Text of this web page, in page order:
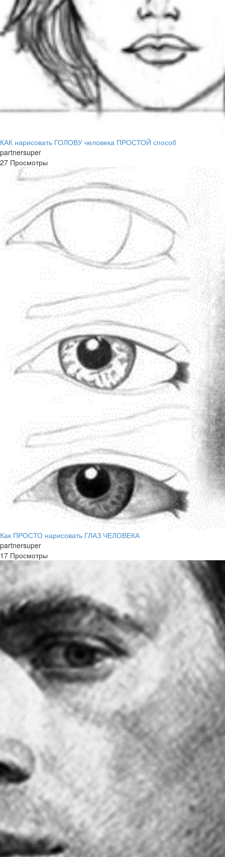
КАК нарисовать ГОЛОВУ человека ПРОСТОЙ способ
partnersuper
27 Просмотры
Как ПРОСТО нарисовать ГЛАЗ ЧЕЛОВЕКА
partnersuper
17 Просмотры